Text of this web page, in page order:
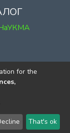
позицію,
показати
НаУКМА
2
for the
That's ok